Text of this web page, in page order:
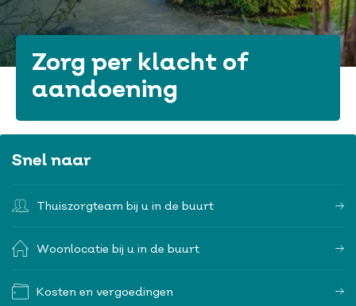
Zorg per klacht of
aandoening
Snel naar
Thuiszorgteam bij u in de buurt
Woonlocatie bij u in de buurt
Kosten en vergoedingen